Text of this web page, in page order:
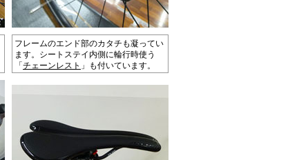
フレームのエンド部のカタチも凝ってい
ます。シートステイ内側に輪行時使う
「チェーンレスト 」も付いています。